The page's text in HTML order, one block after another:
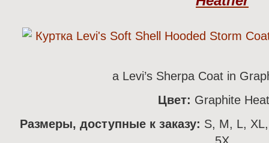
а Levi’s Sherpa Coat in
Цвет: Graphite
Размеры, доступные к заказу: S, M, L,